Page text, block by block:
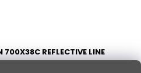
700X38C REFLECTIVE LINE